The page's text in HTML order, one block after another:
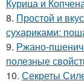
Курица и
8. Простой и
сухариками:
9. Ржано-
полезные
10. Секреты